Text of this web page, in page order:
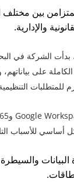
بين
والإدارية.
بدأت الشركة في
على
للمتطلبات
أساسي للأسباب
والسيطرة